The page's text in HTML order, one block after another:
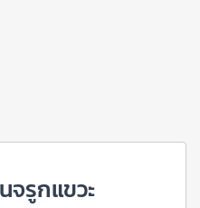
จรูกแขวะ